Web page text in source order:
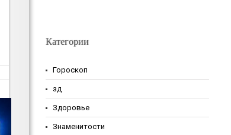
Категории
Гороскоп
зд
Здоровье
Знаменитости